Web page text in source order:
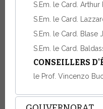
S.Em. le Card. Arthur
S.Em. le Card.
S.Em. le Card. Blase
S.Em. le Card.
CONSEILLERS
le Prof. Vincenzo